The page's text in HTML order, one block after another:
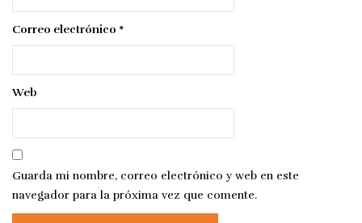
Correo electrónico *
Web
Guarda mi nombre, correo electrónico y web en este
navegador para la próxima vez que comente.